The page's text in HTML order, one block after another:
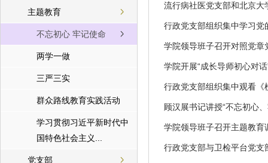
主题教育
不忘初心 牢记使命
两学一做
三严三实
群众路线教育实践活动
学习贯彻习近平新时代中
国特色社会主义...
党支部
流行病社医党支部和北京
行政党支部组织集中学习党
学院领导班子召开对照党章
学院开展“成长导师初心对
行政党支部组织集中观看《
顾汉展书记讲授“不忘初心
学院领导班子召开主题教育
行政党支部与卫检平台党